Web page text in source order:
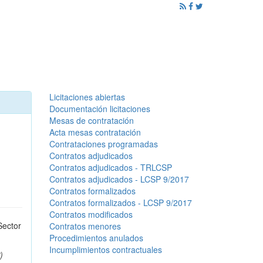
Licitaciones abiertas
Documentación licitaciones
Mesas de contratación
Acta mesas contratación
Contrataciones programadas
Contratos adjudicados
Contratos adjudicados - TRLCSP
Contratos adjudicados - LCSP 9/2017
Contratos formalizados
Contratos formalizados - LCSP 9/2017
Contratos modificados
Contratos menores
Procedimientos anulados
Incumplimientos contractuales